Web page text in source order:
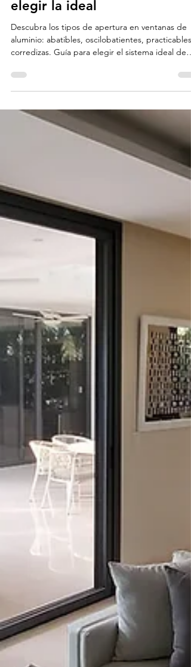
elegir la ideal
Descubra los tipos de apertura en ventanas de
aluminio: abatibles, oscilobatientes, practicables
corredizas. Guía para elegir el sistema ideal de